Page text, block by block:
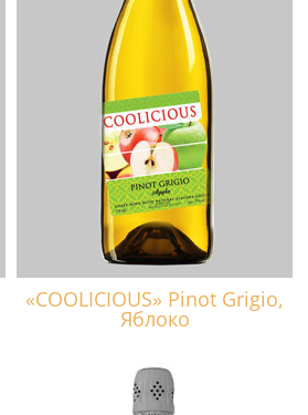
«COOLICIOUS» Pinot Grigio,
Яблоко